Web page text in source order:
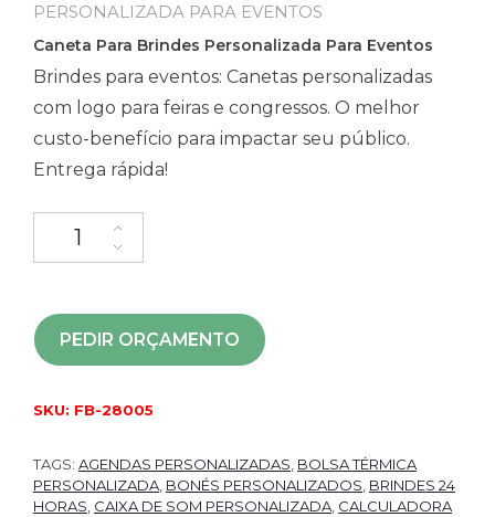
PERSONALIZADA PARA EVENTOS
Caneta Para Brindes Personalizada Para Eventos
Brindes para eventos: Canetas personalizadas
com logo para feiras e congressos. O melhor
custo-benefício para impactar seu público.
Entrega rápida!
PEDIR ORÇAMENTO
SKU: FB-28005
TAGS: AGENDAS PERSONALIZADAS, BOLSA TÉRMICA
PERSONALIZADA, BONÉS PERSONALIZADOS, BRINDES 24
HORAS, CAIXA DE SOM PERSONALIZADA, CALCULADORA